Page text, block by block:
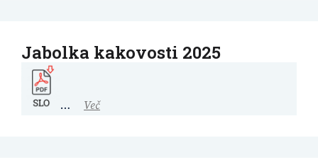
Jabolka kakovosti 2025
… Več